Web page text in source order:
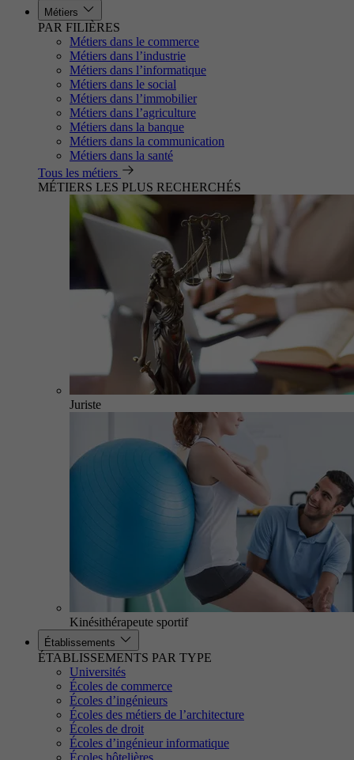
Métiers
PAR FILIÈRES
Métiers dans le commerce
Métiers dans l’industrie
Métiers dans l’informatique
Métiers dans le social
Métiers dans l’immobilier
Métiers dans l’agriculture
Métiers dans la banque
Métiers dans la communication
Métiers dans la santé
Tous les métiers
MÉTIERS LES PLUS RECHERCHÉS
Juriste
Kinésithérapeute sportif
Établissements
ÉTABLISSEMENTS PAR TYPE
Universités
Écoles de commerce
Écoles d’ingénieurs
Écoles des métiers de l’architecture
Écoles de droit
Écoles d’ingénieur informatique
Écoles hôtelières